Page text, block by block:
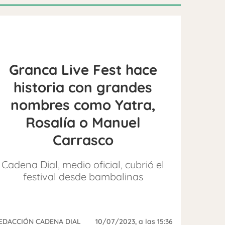
Granca Live Fest hace
historia con grandes
nombres como Yatra,
Rosalía o Manuel
Carrasco
Cadena Dial, medio oficial, cubrió el
festival desde bambalinas
CADENA DIAL 10/07/2023, a las 15:36